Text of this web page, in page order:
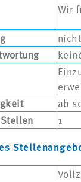
Wir
ab
1